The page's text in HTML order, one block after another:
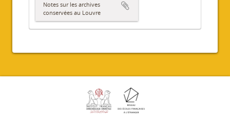
Notes sur les archives
conservées au Louvre